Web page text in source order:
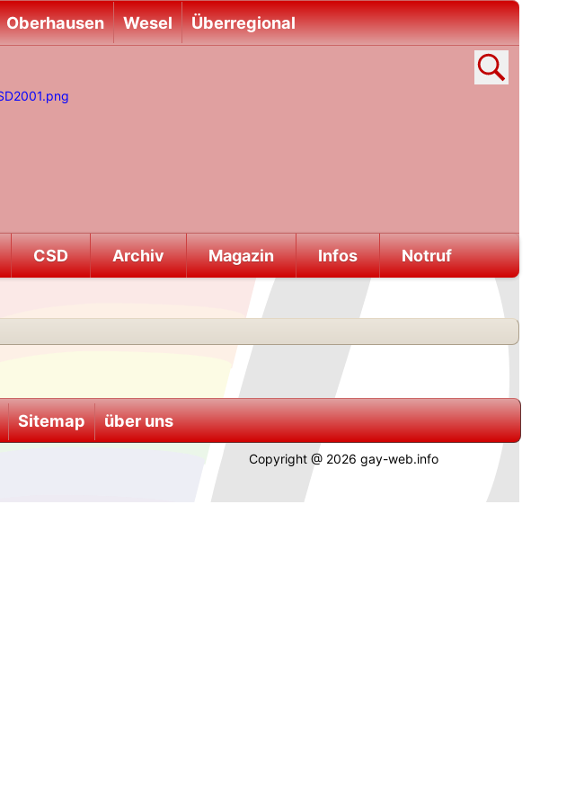
Oberhausen Wesel Überregional
CSD Archiv Magazin Infos Notruf
Sitemap über uns
Copyright @ 2026 gay-web.info